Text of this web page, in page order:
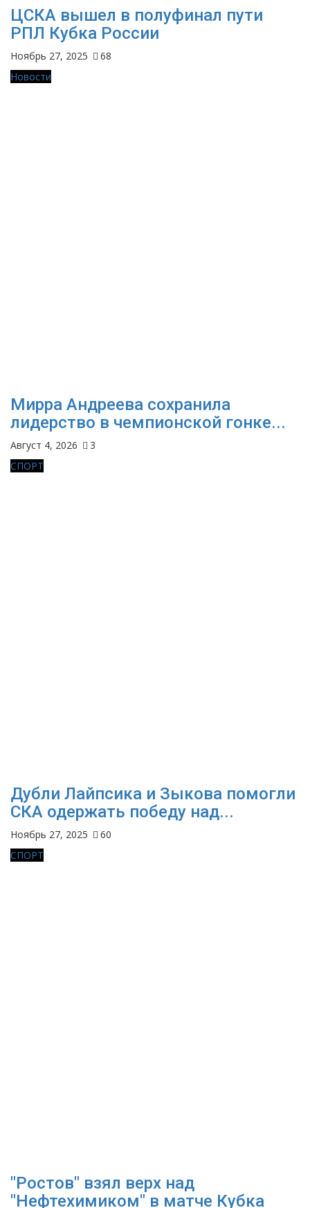
ЦСКА вышел в полуфинал пути
РПЛ Кубка России
Ноябрь 27, 2025
68
Новости
Мирра Андреева сохранила
лидерство в чемпионской гонке...
Август 4, 2026
3
СПОРТ
Дубли Лайпсика и Зыкова помогли
СКА одержать победу над...
Ноябрь 27, 2025
60
СПОРТ
"Ростов" взял верх над
"Нефтехимиком" в матче Кубка